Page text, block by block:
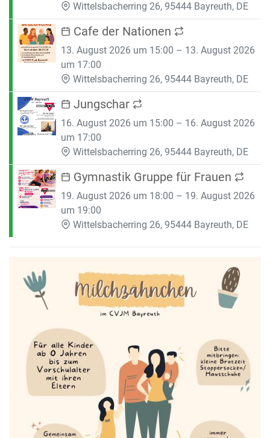
Wittelsbacherring 26, 95444 Bayreuth, DE
Cafe der Nationen
13. August 2026 um 15:00 – 13. August 2026
um 17:00
Wittelsbacherring 26, 95444 Bayreuth, DE
Jungschar
16. August 2026 um 15:00 – 16. August 2026
um 17:00
Wittelsbacherring 26, 95444 Bayreuth, DE
Gymnastik Gruppe für Frauen
19. August 2026 um 18:00 – 19. August 2026
um 19:00
Wittelsbacherring 26, 95444 Bayreuth, DE